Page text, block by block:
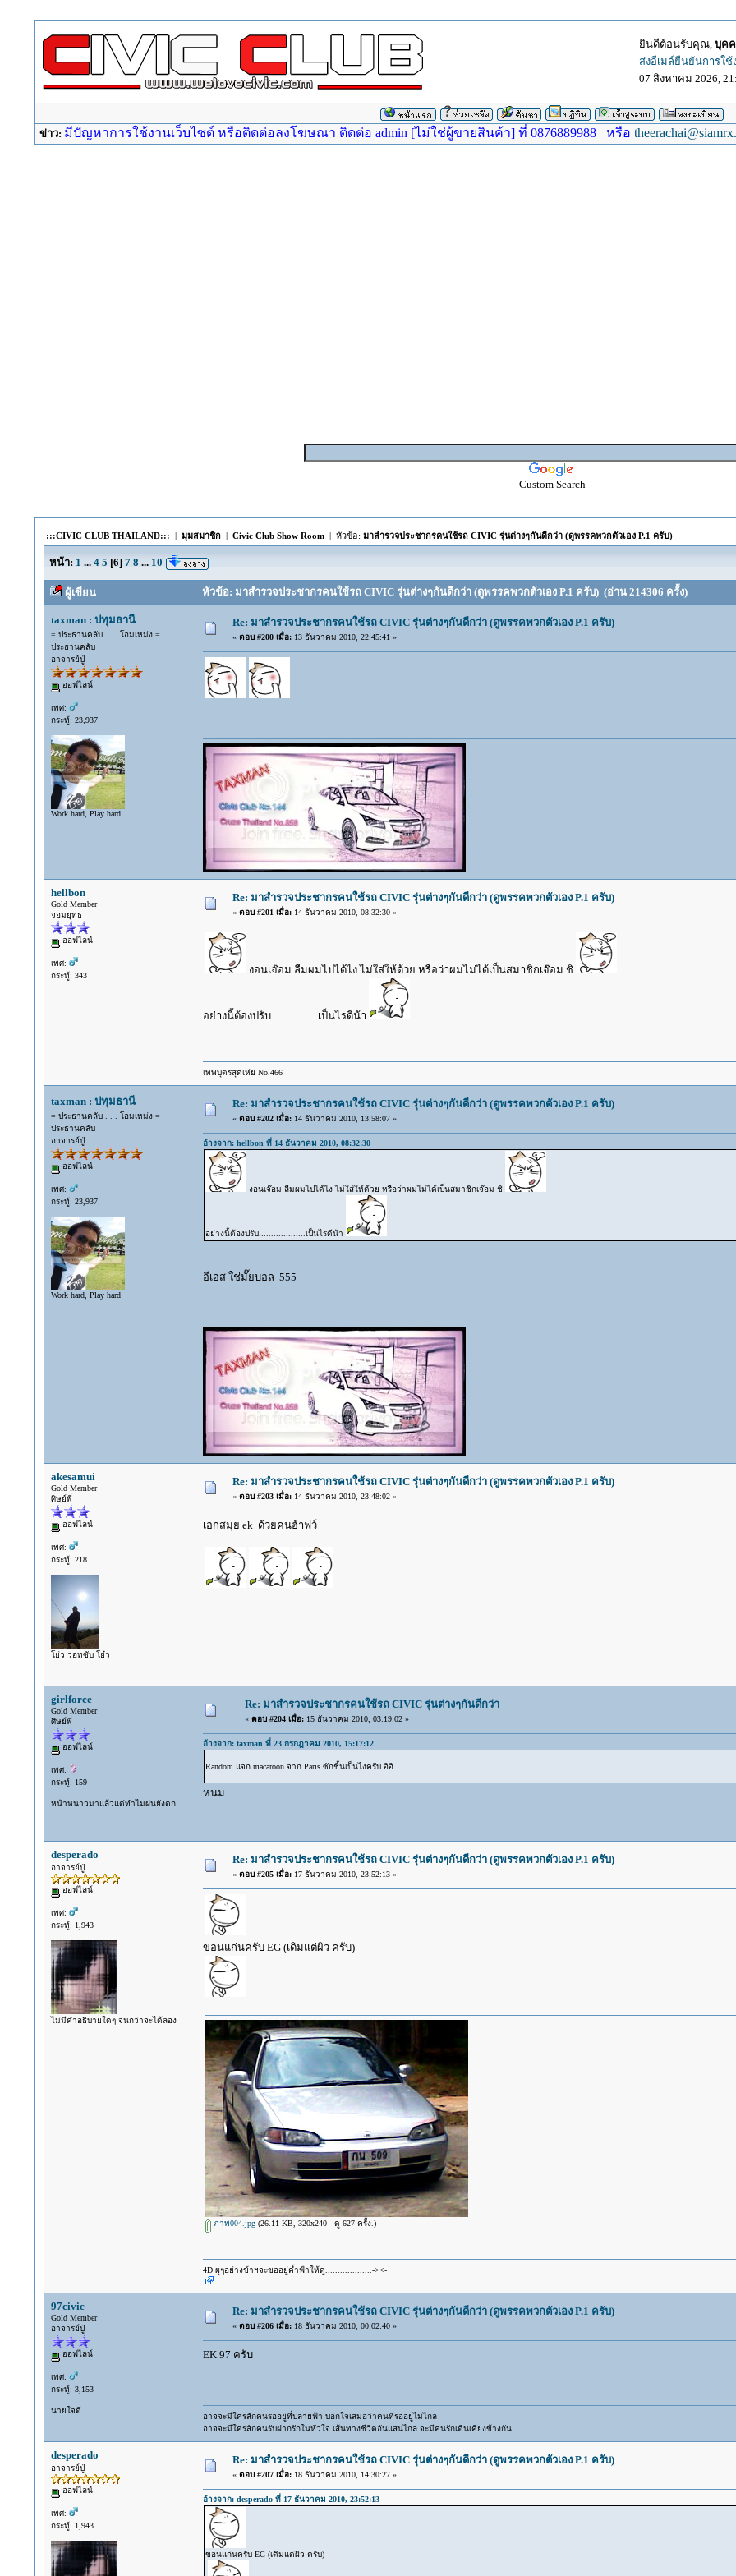
ยินดีต้อนรับคุณ, บุค
ส่งอีเมล์ยืนยันการใช้
07 สิงหาคม 2026,
ข่าว: มีปัญหาการใช้งานเว็บไซต์ หรือติดต่อลงโฆษณา ติดต่อ admin [ไม่ใช่ผู้ขายสินค้า] ที่ 0876889988 หรือ
Custom Search
:::CIVIC CLUB THAILAND::: | มุมสมาชิก| Civic Club Show Room| หัวข้อ: มาสำรวจประชากรคนใช้รถ CIVIC รุ่นต่างๆกันดีกว่า (ดูพรรคพวกตัวเอง P.1 ครับ)
หน้า: 1 ... 4 5 [6] 7 8 ... 10
ผู้เขียน หัวข้อ: มาสำรวจประชากรคนใช้รถ CIVIC รุ่นต่างๆกันดีกว่า (ดูพรรคพวกตัวเอง P.1 ครับ) (อ่าน 214306 ครั้ง)
taxman : ปทุมธานี
= ประธานคลับ . . . โอมเหม่ง =
ประธานคลับ
อาจารย์ปู่
ออฟไลน์
เพศ:
กระทู้: 23,937
Work hard, Play hard
Re: มาสำรวจประชากรคนใช้รถ CIVIC รุ่นต่างๆกันดีกว่า (ดูพรรคพวกตัวเอง P.1 ครับ)
« ตอบ #200 เมื่อ:13 ธันวาคม 2010, 22:45:41 »
hellbon
Gold Member
จอมยุทธ
ออฟไลน์
เพศ:
กระทู้: 343
Re: มาสำรวจประชากรคนใช้รถ CIVIC รุ่นต่างๆกันดีกว่า (ดูพรรคพวกตัวเอง P.1 ครับ)
« ตอบ #201 เมื่อ:14 ธันวาคม 2010, 08:32:30 »
งอนเจ๊อม ลืมผมไปได้ไง ไม่ใส่ให้ด้วย หรือว่าผมไม่ได้เป็นสมาชิกเจ๊อม ชิ
อย่างนี้ต้องปรับ...................เป็นไรดีน้า
เทพบุตรสุดเห่ย No.466
taxman : ปทุมธานี
= ประธานคลับ . . . โอมเหม่ง =
ประธานคลับ
อาจารย์ปู่
ออฟไลน์
เพศ:
กระทู้: 23,937
Work hard, Play hard
Re: มาสำรวจประชากรคนใช้รถ CIVIC รุ่นต่างๆกันดีกว่า (ดูพรรคพวกตัวเอง P.1 ครับ)
« ตอบ #202 เมื่อ:14 ธันวาคม 2010, 13:58:07 »
อ้างจาก: hellbon ที่ 14 ธันวาคม 2010, 08:32:30
งอนเจ๊อม ลืมผมไปได้ไง ไม่ใส่ให้ด้วย หรือว่าผมไม่ได้เป็นสมาชิกเจ๊อม ชิ
อย่างนี้ต้องปรับ...................เป็นไรดีน้า
อีเอส ใช่มั๊ยบอล 555
akesamui
Gold Member
ศิษย์พี่
ออฟไลน์
เพศ:
กระทู้: 218
โย่ว วอทซับ โย๋ว
Re: มาสำรวจประชากรคนใช้รถ CIVIC รุ่นต่างๆกันดีกว่า (ดูพรรคพวกตัวเอง P.1 ครับ)
« ตอบ #203 เมื่อ:14 ธันวาคม 2010, 23:48:02 »
เอกสมุย ek ด้วยคนฮ้าฟว์
girlforce
Gold Member
ศิษย์พี่
ออฟไลน์
เพศ:
กระทู้: 159
หน้าหนาวมาแล้วแต่ทำไมฝนยังตก
Re: มาสำรวจประชากรคนใช้รถ CIVIC รุ่นต่างๆกันดีกว่า
« ตอบ #204 เมื่อ:15 ธันวาคม 2010, 03:19:02 »
อ้างจาก: taxman ที่ 23 กรกฎาคม 2010, 15:17:12
Random แจก macaroon จาก Paris ซักชิ้นเป็นไงครับ อิอิ
หนม
desperado
อาจารย์ปู่
ออฟไลน์
เพศ:
กระทู้: 1,943
ไม่มีคำอธิบายใดๆ จนกว่าจะได้ลอง
Re: มาสำรวจประชากรคนใช้รถ CIVIC รุ่นต่างๆกันดีกว่า (ดูพรรคพวกตัวเอง P.1 ครับ)
« ตอบ #205 เมื่อ:17 ธันวาคม 2010, 23:52:13 »
ขอนแก่นครับ EG (เดิมแต่ผิว ครับ)
ภาพ004.jpg(26.11 KB, 320x240 - ดู 627 ครั้ง.)
4D ผุๆอย่างข้าฯจะขออยู่ค้ำฟ้าให้ดู...................-><-
97civic
Gold Member
อาจารย์ปู่
ออฟไลน์
เพศ:
กระทู้: 3,153
นายใจดี
Re: มาสำรวจประชากรคนใช้รถ CIVIC รุ่นต่างๆกันดีกว่า (ดูพรรคพวกตัวเอง P.1 ครับ)
« ตอบ #206 เมื่อ:18 ธันวาคม 2010, 00:02:40 »
EK 97 ครับ
อาจจะมีใครสักคนรออยู่ที่ปลายฟ้า บอกใจเสมอว่าคนที่รออยู่ไม่ไกล
อาจจะมีใครสักคนรับฝากรักในหัวใจ เส้นทางชีวิตอันแสนไกล จะมีคนรักเดินเคียงข้างกัน
desperado
อาจารย์ปู่
ออฟไลน์
เพศ:
กระทู้: 1,943
Re: มาสำรวจประชากรคนใช้รถ CIVIC รุ่นต่างๆกันดีกว่า (ดูพรรคพวกตัวเอง P.1 ครับ)
« ตอบ #207 เมื่อ:18 ธันวาคม 2010, 14:30:27 »
อ้างจาก: desperado ที่ 17 ธันวาคม 2010, 23:52:13
ขอนแก่นครับ EG (เดิมแต่ผิว ครับ)